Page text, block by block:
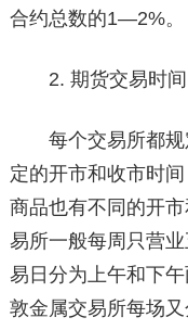
合约总数的1—2%。
2. 期货交易时间
每个交易所都规
定的开市和收市时
商品也有不同的开
易所一般每周只营
易日分为上午和下
敦金属交易所每场